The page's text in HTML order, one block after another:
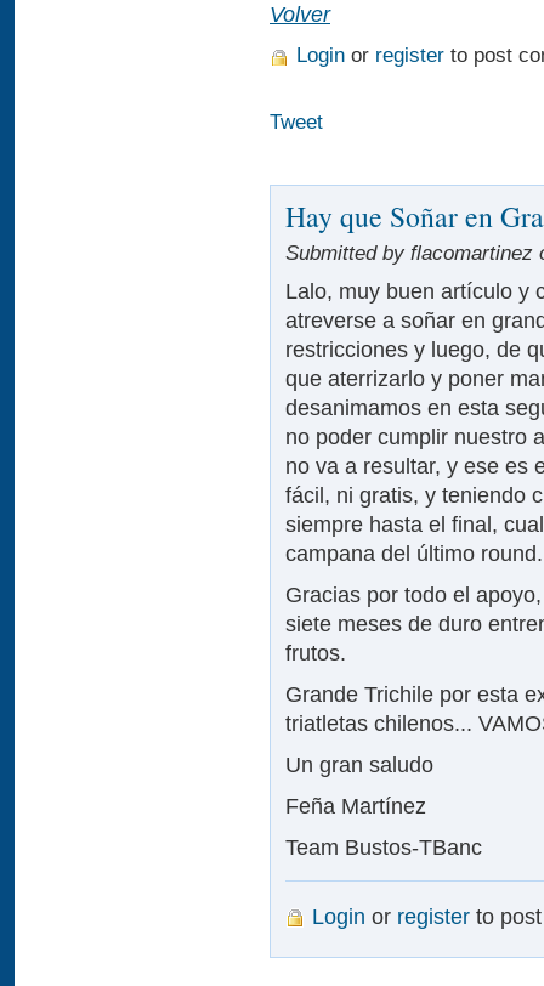
Volver
Login or register to post
Tweet
Hay que Soñar en
Submitted by flacomartinez
Lalo, muy buen artículo y
atreverse a soñar en
restricciones y luego, de
que aterrizarlo y poner
desanimamos en esta
no poder cumplir nuestro
no va a resultar, y ese es
fácil, ni gratis, y teniendo
siempre hasta el final,
campana del último round.
Gracias por todo el
siete meses de duro
frutos.
Grande Trichile por esta
triatletas chilenos...
Un gran saludo
Feña Martínez
Team Bustos-TBanc
Login or register to